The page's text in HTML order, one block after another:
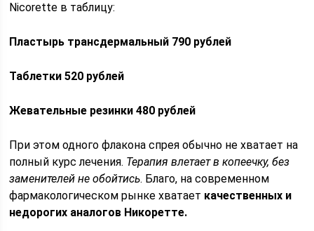
Nicorette в таблицу:
Пластырь трансдермальный 790 рублей
Таблетки 520 рублей
Жевательные резинки 480 рублей
При этом одного флакона спрея обычно не хватает на
полный курс лечения. Терапия влетает в копеечку, без
заменителей не обойтись. Благо, на современном
фармакологическом рынке хватает качественных и
недорогих аналогов Никоретте.